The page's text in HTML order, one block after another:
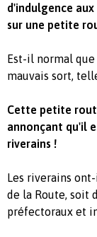
d'indulgence
sur une petite
Est-il normal
mauvais sort,
Cette petite
annonçant qu'il
riverains !
Les riverains
de la Route, soit
préfectoraux et